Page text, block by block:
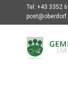
Tel: +43 3352